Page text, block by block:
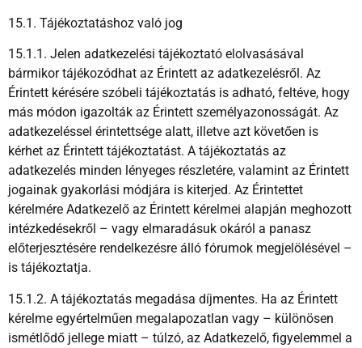
15.1. Tájékoztatáshoz való jog
15.1.1. Jelen adatkezelési tájékoztató elolvasásával
bármikor tájékozódhat az Érintett az adatkezelésről. Az
Érintett kérésére szóbeli tájékoztatás is adható, feltéve, hogy
más módon igazolták az Érintett személyazonosságát. Az
adatkezeléssel érintettsége alatt, illetve azt követően is
kérhet az Érintett tájékoztatást. A tájékoztatás az
adatkezelés minden lényeges részletére, valamint az Érintett
jogainak gyakorlási módjára is kiterjed. Az Érintettet
kérelmére Adatkezelő az Érintett kérelmei alapján meghozott
intézkedésekről – vagy elmaradásuk okáról a panasz
előterjesztésére rendelkezésre álló fórumok megjelölésével –
is tájékoztatja.
15.1.2. A tájékoztatás megadása díjmentes. Ha az Érintett
kérelme egyértelműen megalapozatlan vagy – különösen
ismétlődő jellege miatt – túlzó, az Adatkezelő, figyelemmel a